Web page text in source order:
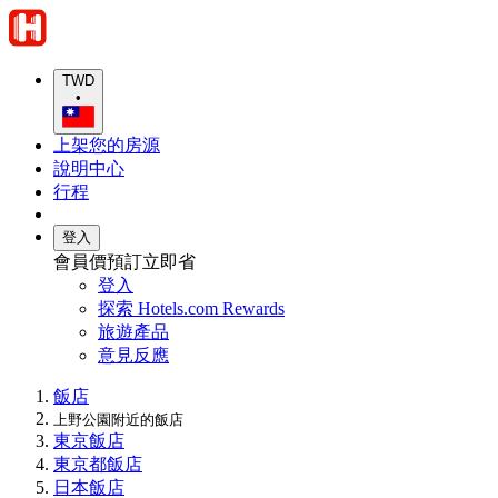
TWD
•
上架您的房源
說明中心
行程
登入
會員價預訂立即省
登入
探索 Hotels.com Rewards
旅遊產品
意見反應
飯店
上野公園附近的飯店
東京飯店
東京都飯店
日本飯店